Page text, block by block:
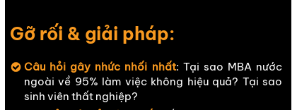
Câu hỏi gây nhức nhối nhất: Tại sao MBA nước
ngoài về 95% làm việc không hiệu quả? Tại sao
sinh viên thất nghiệp?
Gỡ rối & giải pháp: